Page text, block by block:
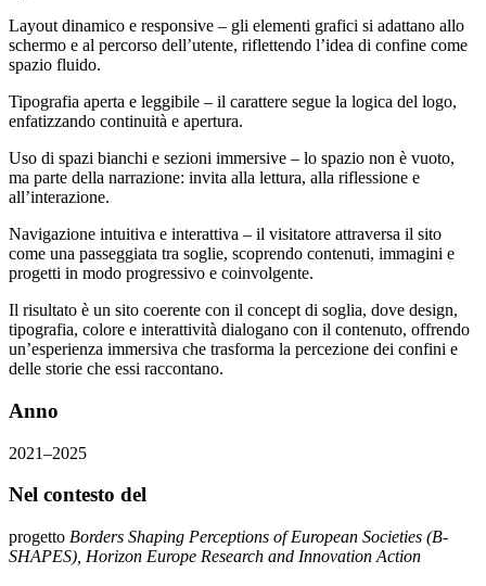
Layout dinamico e responsive – gli elementi grafici si adattano allo
schermo e al percorso dell’utente, riflettendo l’idea di confine come
spazio fluido.
Tipografia aperta e leggibile – il carattere segue la logica del logo,
enfatizzando continuità e apertura.
Uso di spazi bianchi e sezioni immersive – lo spazio non è vuoto,
ma parte della narrazione: invita alla lettura, alla riflessione e
all’interazione.
Navigazione intuitiva e interattiva – il visitatore attraversa il sito
come una passeggiata tra soglie, scoprendo contenuti, immagini e
progetti in modo progressivo e coinvolgente.
Il risultato è un sito coerente con il concept di soglia, dove design,
tipografia, colore e interattività dialogano con il contenuto, offrendo
un’esperienza immersiva che trasforma la percezione dei confini e
delle storie che essi raccontano.
Anno
2021–2025
Nel contesto del
progetto Borders Shaping Perceptions of European Societies (B-
SHAPES), Horizon Europe Research and Innovation Action